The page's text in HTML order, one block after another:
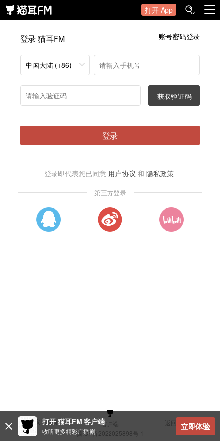
打开 App
登录 猫耳FM 账号密码登录
中国大陆 (+86)
获取验证码
登录
登录即代表您已同意 用户协议 和 隐私政策
第三方登录
建议与反馈 客户端
返回顶部
冀ICP备2022025898号-1
打开 猫耳FM 客户端
收听更多精彩广播剧 立即体验